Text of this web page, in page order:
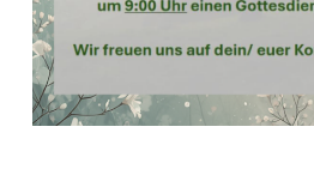
Skip back to main navigation